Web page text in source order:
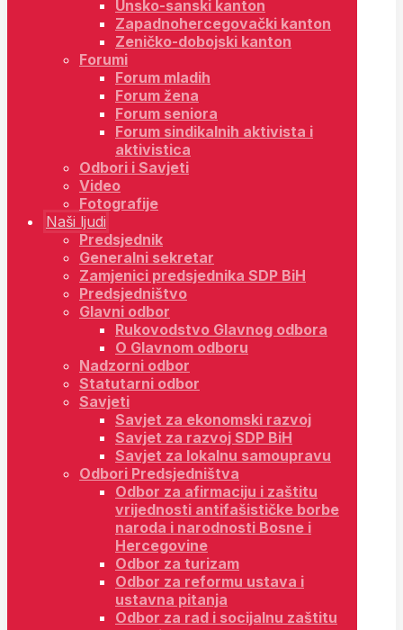
Unsko-sanski kanton
Zapadnohercegovački kanton
Zeničko-dobojski kanton
Forumi
Forum mladih
Forum žena
Forum seniora
Forum sindikalnih aktivista i
aktivistica
Odbori i Savjeti
Video
Fotografije
Naši ljudi
Predsjednik
Generalni sekretar
Zamjenici predsjednika SDP BiH
Predsjedništvo
Glavni odbor
Rukovodstvo Glavnog odbora
O Glavnom odboru
Nadzorni odbor
Statutarni odbor
Savjeti
Savjet za ekonomski razvoj
Savjet za razvoj SDP BiH
Savjet za lokalnu samoupravu
Odbori Predsjedništva
Odbor za afirmaciju i zaštitu
vrijednosti antifašističke borbe
naroda i narodnosti Bosne i
Hercegovine
Odbor za turizam
Odbor za reformu ustava i
ustavna pitanja
Odbor za rad i socijalnu zaštitu